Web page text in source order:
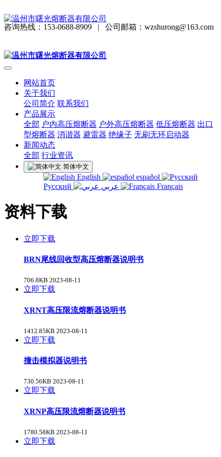
咨询热线：153-0688-8909 | 公司邮箱：wzshurong@163.com
网站首页
关于我们
公司简介 联系我们
产品展示
全部 户内高压熔断器 户外高压熔断器 低压熔断器 出口
型熔断器 消谐器 避雷器 绝缘子 无刷无环启动器
新闻动态
全部 行业资讯
简体中文
English
español
Русский
Français
资料下载
立即下载
BRN尾线回收型高压熔断器说明书
706.8KB 2023-08-11
立即下载
XRNT高压限流熔断器说明书
1412.85KB 2023-08-11
立即下载
撞击模拟器说明书
730.56KB 2023-08-11
立即下载
XRNP高压限流熔断器说明书
1780.58KB 2023-08-11
立即下载